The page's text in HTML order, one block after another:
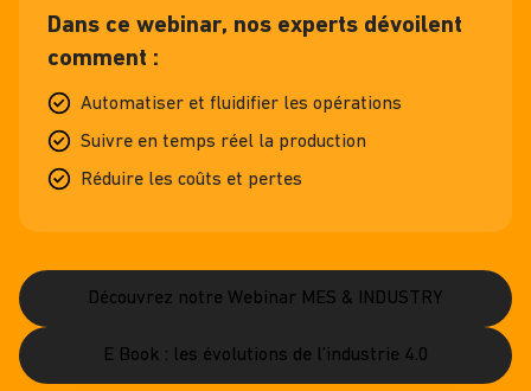
Dans ce webinar, nos experts dévoilent
comment :
Automatiser et fluidifier les opérations
Suivre en temps réel la production
Réduire les coûts et pertes
Découvrez notre Webinar MES & INDUSTRY
E Book : les évolutions de l’industrie 4.0